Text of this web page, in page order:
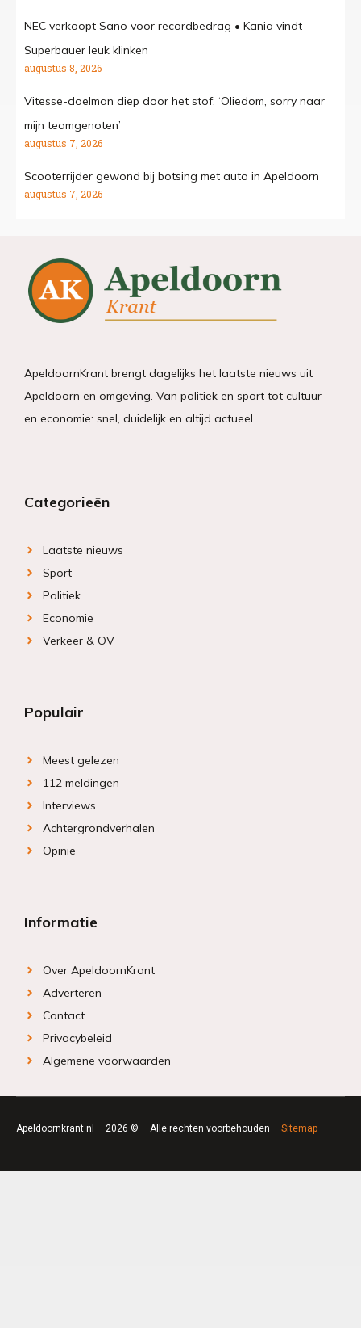
NEC verkoopt Sano voor recordbedrag • Kania vindt
Superbauer leuk klinken
augustus 8, 2026
Vitesse-doelman diep door het stof: ‘Oliedom, sorry naar
mijn teamgenoten’
augustus 7, 2026
Scooterrijder gewond bij botsing met auto in Apeldoorn
augustus 7, 2026
ApeldoornKrant brengt dagelijks het laatste nieuws uit
Apeldoorn en omgeving. Van politiek en sport tot cultuur
en economie: snel, duidelijk en altijd actueel.
Categorieën
Laatste nieuws
Sport
Politiek
Economie
Verkeer & OV
Populair
Meest gelezen
112 meldingen
Interviews
Achtergrondverhalen
Opinie
Informatie
Over ApeldoornKrant
Adverteren
Contact
Privacybeleid
Algemene voorwaarden
Apeldoornkrant.nl – 2026 © – Alle rechten voorbehouden – Sitemap